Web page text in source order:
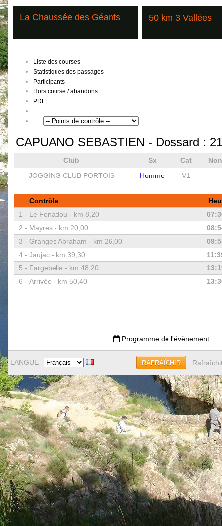
La Chaussée des Géants 50 km 3 Vallées
Liste des courses
Statistiques des passages
Participants
Hors course / abandons
PDF
CAPUANO SEBASTIEN - Dossard :
Club Sx Cat
JOGGING CLUB PORTOIS
Homme V1
Contrôle
1 - Le Fenadou - km 8,20
2 - Mayres - km 20,00
3 - Granges Abraham - km 26,00
4 - Jaujac - km 39,30
5 - Fargebelle - km 48,20
6 - Arrivée - km 50,40
Programme de l'évènement
LANGUE RAFRAÎCHIR